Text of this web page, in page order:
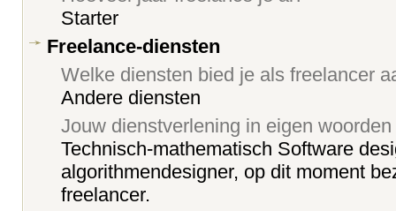
Starter
Freelance-diensten
Welke diensten bied je als freelancer
Andere diensten
Jouw dienstverlening in eigen woorden
Technisch-mathematisch Software
algorithmendesigner, op dit moment
freelancer.